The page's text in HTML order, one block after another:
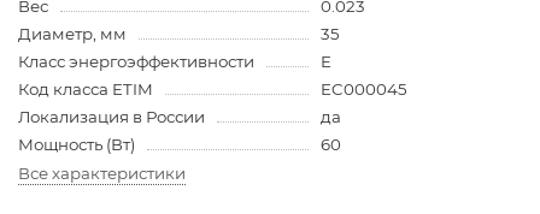
Вес
0.023
Диаметр, мм
35
Класс энергоэффективности
E
Код класса ETIM
EC000045
Локализация в России
да
Мощность (Вт)
60
Все характеристики